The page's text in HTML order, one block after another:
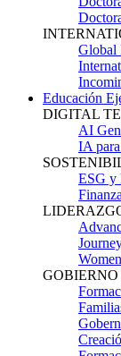
Global
Educación
DIGITAL
AI
IA
ESG y